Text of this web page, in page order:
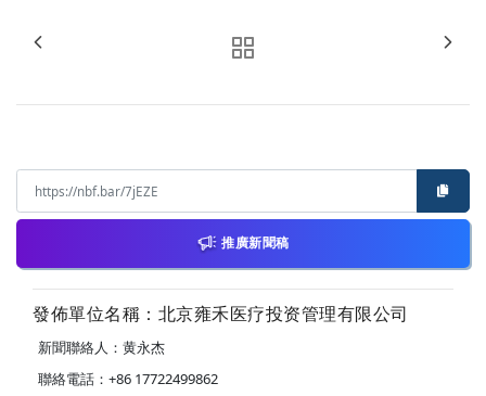
推廣新聞稿
發佈單位名稱：北京雍禾医疗投资管理有限公司
新聞聯絡人：黄永杰
聯絡電話：+86 17722499862